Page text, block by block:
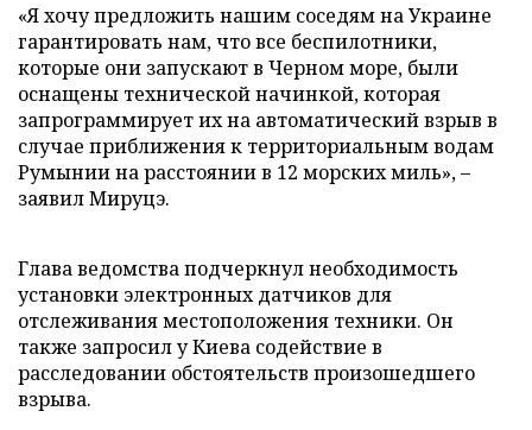
«Я хочу предложить нашим соседям на Украине
гарантировать нам, что все беспилотники,
которые они запускают в Черном море, были
оснащены технической начинкой, которая
запрограммирует их на автоматический взрыв в
случае приближения к территориальным водам
Румынии на расстоянии в 12 морских миль», –
заявил Мируцэ.
Глава ведомства подчеркнул необходимость
установки электронных датчиков для
отслеживания местоположения техники. Он
также запросил у Киева содействие в
расследовании обстоятельств произошедшего
взрыва.